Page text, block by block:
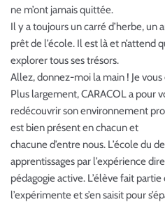
ne m’ont jamais quittée.
Il y a toujours un carré d’herbe, un
prêt de l’école. Il est là et n’attend
explorer tous ses trésors.
Allez, donnez-moi la main ! Je
Plus largement, CARACOL a pour
redécouvrir son environnement
est bien présent en chacun et
chacune d’entre nous. L’école du
apprentissages par l’expérience
pédagogie active. L’élève fait
l’expérimente et s’en saisit pour